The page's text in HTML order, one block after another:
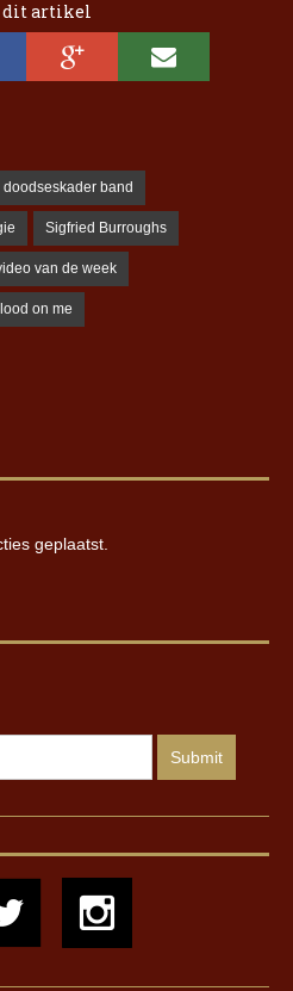
dit artikel
doodseskader band
Sigfried Burroughs
van de week
on me
geplaatst.